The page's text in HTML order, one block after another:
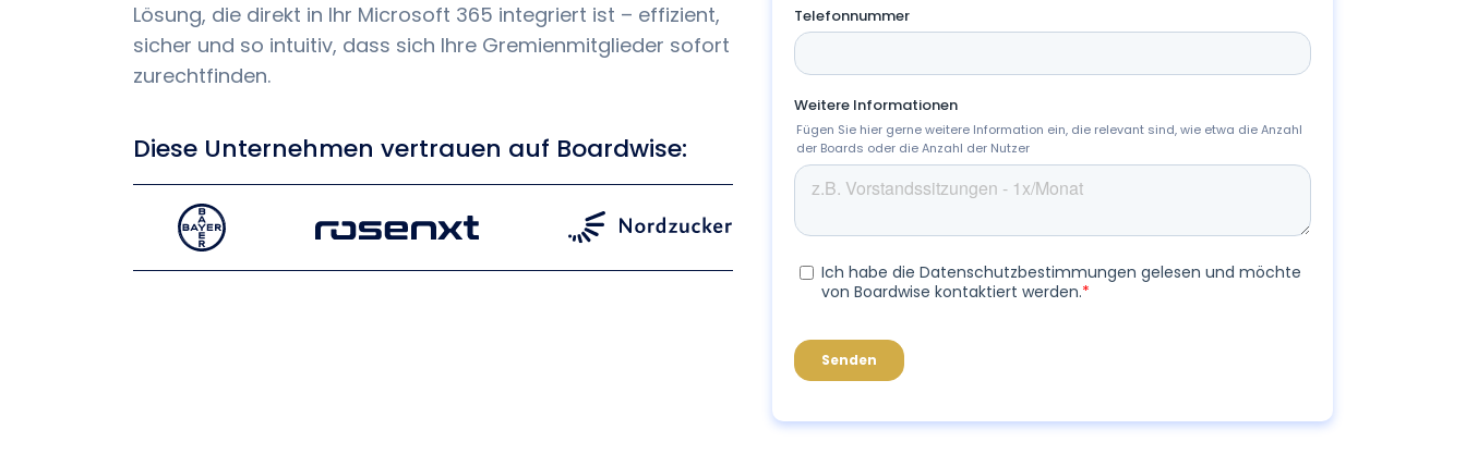
Lösung, die direkt in Ihr Microsoft 365 integriert ist – effizient,
sicher und so intuitiv, dass sich Ihre Gremienmitglieder sofort
zurechtfinden.
Diese Unternehmen vertrauen auf Boardwise: